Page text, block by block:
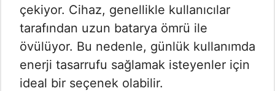
çekiyor. Cihaz, genellikle kullanıcılar
tarafından uzun batarya ömrü ile
övülüyor. Bu nedenle, günlük kullanımda
enerji tasarrufu sağlamak isteyenler için
ideal bir seçenek olabilir.